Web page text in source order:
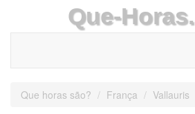
Que-Horas.
Que horas são? França Vallauris